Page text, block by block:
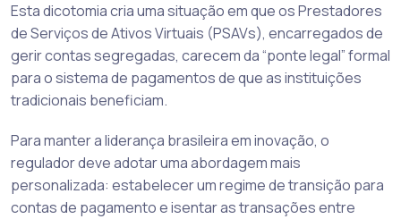
Esta dicotomia cria uma situação em que os Prestadores
de Serviços de Ativos Virtuais (PSAVs), encarregados de
gerir contas segregadas, carecem da “ponte legal” formal
para o sistema de pagamentos de que as instituições
tradicionais beneficiam.
Para manter a liderança brasileira em inovação, o
regulador deve adotar uma abordagem mais
personalizada: estabelecer um regime de transição para
contas de pagamento e isentar as transações entre